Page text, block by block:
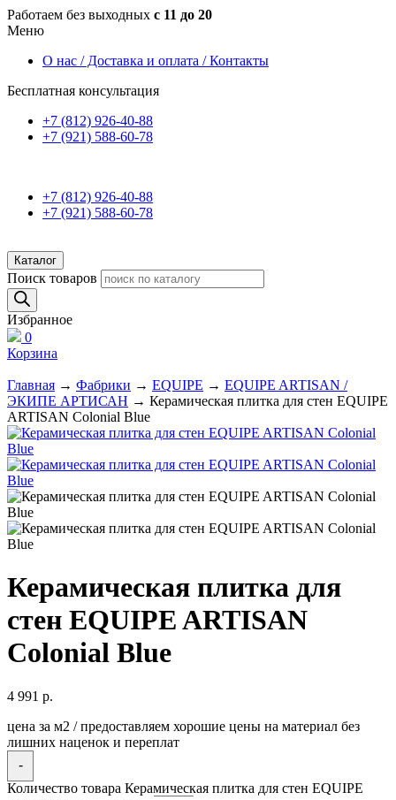
Работаем без выходных с 11 до 20
Меню
О нас / Доставка и оплата / Контакты
Бесплатная консультация
+7 (812) 926-40-88
+7 (921) 588-60-78
+7 (812) 926-40-88
+7 (921) 588-60-78
Каталог
Поиск товаров
Избранное
0
Корзина
Главная → Фабрики → EQUIPE → EQUIPE ARTISAN /
ЭКИПЕ АРТИСАН → Керамическая плитка для стен EQUIPE
ARTISAN Colonial Blue
Керамическая плитка для
стен EQUIPE ARTISAN
Colonial Blue
4 991 р.
цена за м2 / предоставляем хорошие цены на материал без
лишних наценок и переплат
-
Количество товара Керамическая плитка для стен EQUIPE